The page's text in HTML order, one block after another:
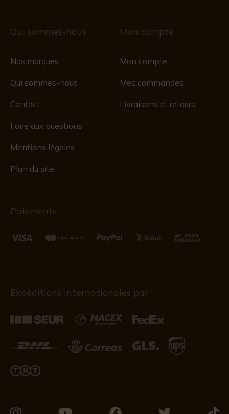
Qui sommes-nous
Nos marques
Qui sommes-nous
Contact
Foire aux questions
Mentions légales
Plan du site
Mon compte
Mon compte
Mes commandes
Livraisons et retours
Paiements
Expéditions internationales par